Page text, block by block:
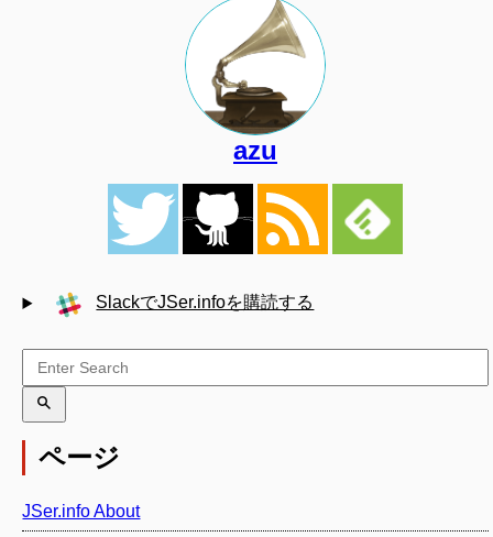
azu
SlackでJSer.infoを購読する
ページ
JSer.info About